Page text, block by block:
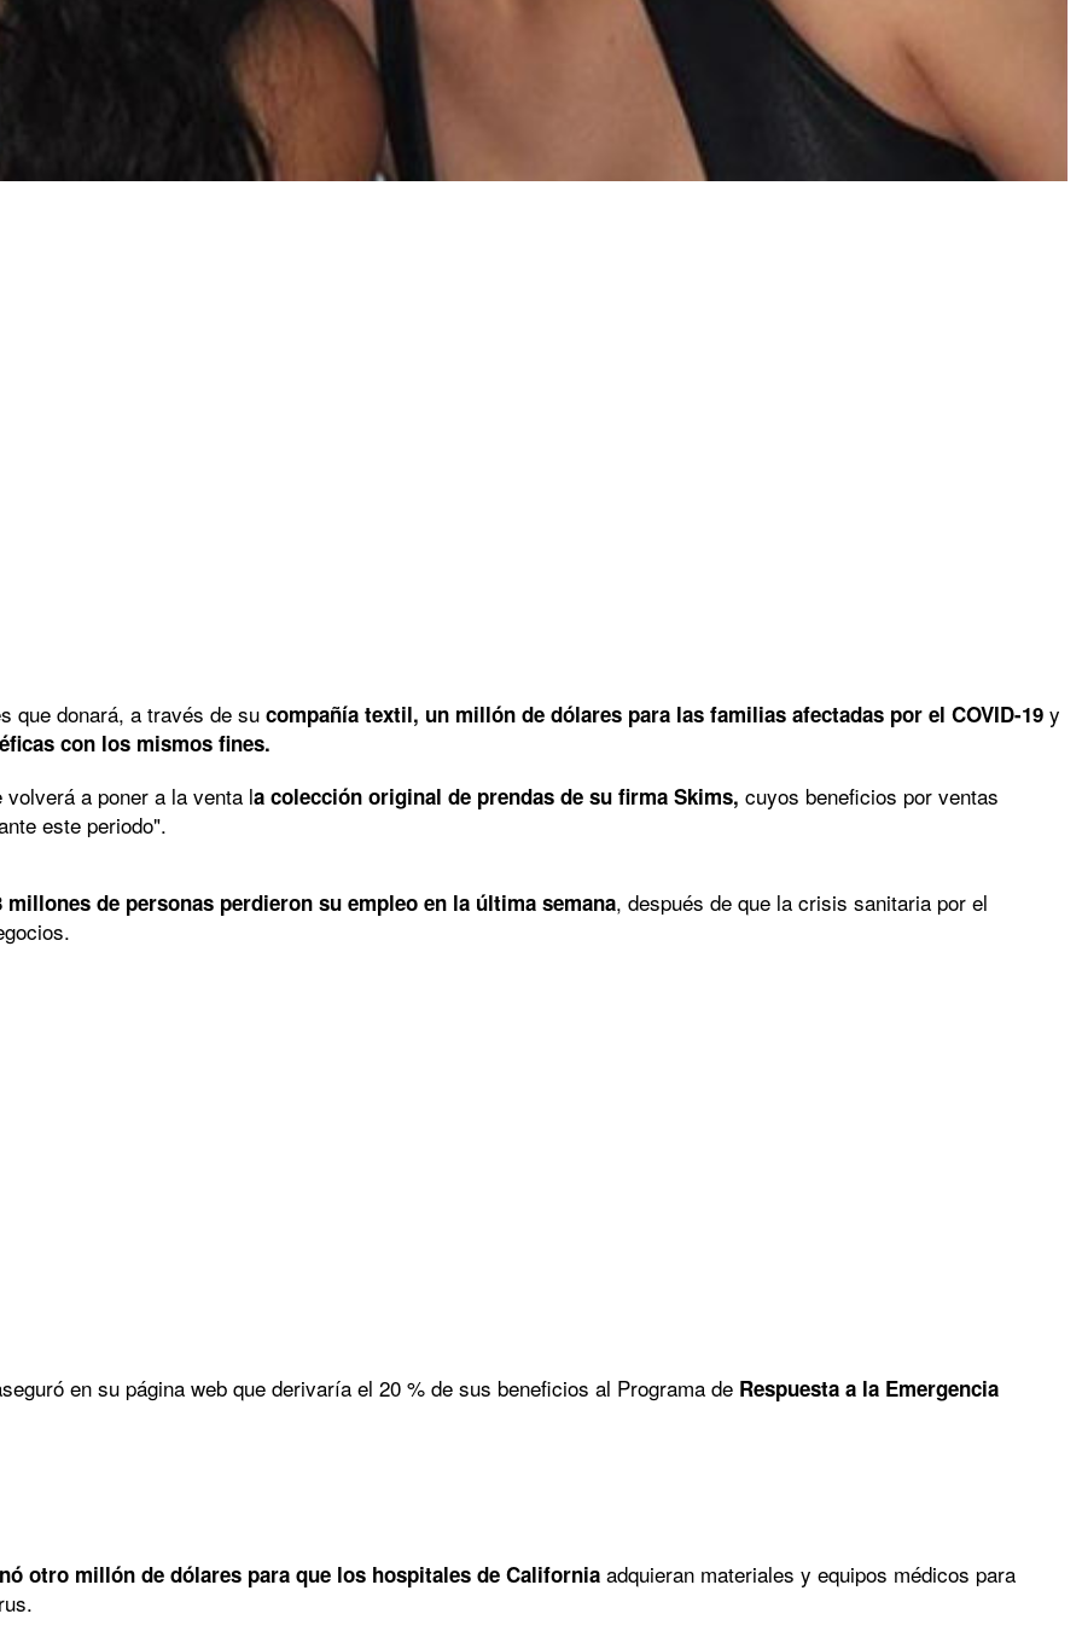
que donará, a través de su compañía textil, un millón de dólares para las familias afectadas por el COVID-19 y
con los mismos fines.
a poner a la venta la colección original de prendas de su firma Skims, cuyos beneficios por ventas
este periodo".
de personas perdieron su empleo en la última semana, después de que la crisis sanitaria por el
en su página web que derivaría el 20 % de sus beneficios al Programa de Respuesta a la Emergencia
otro millón de dólares para que los hospitales de California adquieran materiales y equipos médicos para